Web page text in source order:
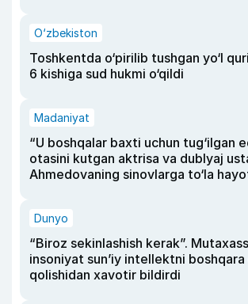
O‘zbekiston
Toshkentda o‘pirilib tushgan yo‘l
6 kishiga sud hukmi o‘qildi
Madaniyat
“U boshqalar baxti uchun tug‘ilgan
otasini kutgan aktrisa va dublyaj
Ahmedovaning sinovlarga to‘la
Dunyo
“Biroz sekinlashish kerak”.
insoniyat sun’iy intellektni
qolishidan xavotir bildirdi